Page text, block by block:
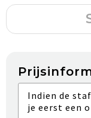
Indien de
je eerst een